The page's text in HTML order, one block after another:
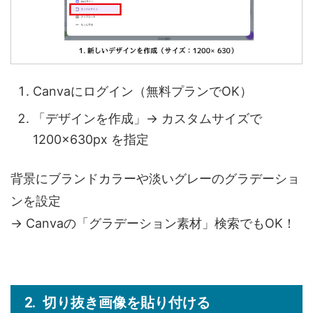
Canvaにログイン（無料プランでOK）
「デザインを作成」→ カスタムサイズで
1200×630px を指定
背景にブランドカラーや淡いグレーのグラデーショ
ンを設定
→ Canvaの「グラデーション素材」検索でもOK！
切り抜き画像を貼り付ける